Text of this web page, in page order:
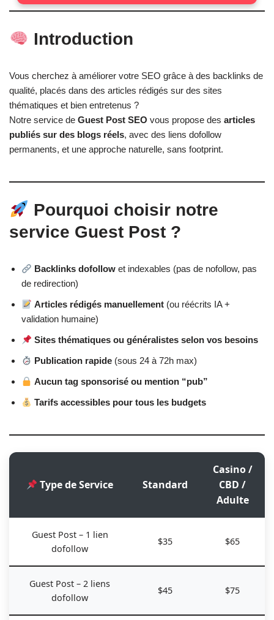
Introduction
Vous cherchez à améliorer votre SEO grâce à des backlinks de
qualité, placés dans des articles rédigés sur des sites
thématiques et bien entretenus ?
Notre service de Guest Post SEO vous propose des articles
publiés sur des blogs réels, avec des liens dofollow
permanents, et une approche naturelle, sans footprint.
Pourquoi choisir notre
service Guest Post ?
Backlinks dofollow et indexables (pas de nofollow, pas
de redirection)
Articles rédigés manuellement (ou réécrits IA +
validation humaine)
Sites thématiques ou généralistes selon vos besoins
Publication rapide (sous 24 à 72h max)
Aucun tag sponsorisé ou mention “pub”
Tarifs accessibles pour tous les budgets
Type de Service Standard
Casino /
CBD /
Adulte
Guest Post – 1 lien
dofollow
$35 $65
Guest Post – 2 liens
dofollow
$45 $75